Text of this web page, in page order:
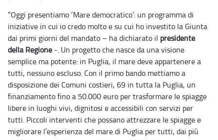
“Oggi presentiamo ‘Mare democratico’: un programma di
iniziative in cui io credo molto e su cui ho investito la Giunta
dai primi giorni del mandato – ha dichiarato il presidente
della Regione -. Un progetto che nasce da una visione
semplice ma potente: in Puglia, il mare deve appartenere a
tutti, nessuno escluso. Con il primo bando mettiamo a
disposizione dei Comuni costieri, 69 in tutta la Puglia, un
finanziamento fino a 50.000 euro per trasformare le spiagge
libere in luoghi vivi, dignitosi e accessibili con servizi per
tutti. Piccoli interventi che possano attrezzare le spiagge e
migliorare l’esperienza del mare di Puglia per tutti, dai più